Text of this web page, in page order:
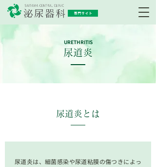
URETHRITIS
尿道炎
尿道炎とは
尿道炎は、細菌感染や尿道粘膜の傷つきによっ